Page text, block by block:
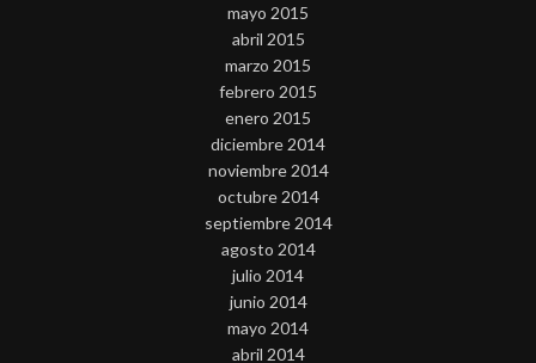
mayo 2015
abril 2015
marzo 2015
febrero 2015
enero 2015
diciembre 2014
noviembre 2014
octubre 2014
septiembre 2014
agosto 2014
julio 2014
junio 2014
mayo 2014
abril 2014